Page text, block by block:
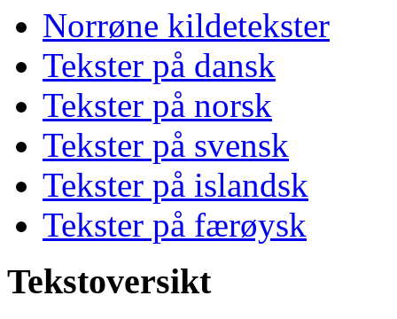
Norrøne kildetekster
Tekster på dansk
Tekster på norsk
Tekster på svensk
Tekster på islandsk
Tekster på færøysk
Tekstoversikt